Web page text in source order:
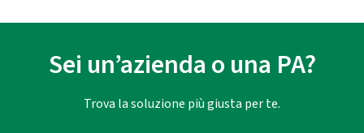
Sei un’azienda o una PA?
Trova la soluzione più giusta per te.